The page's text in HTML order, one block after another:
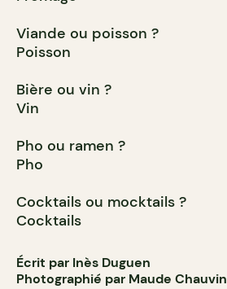
Viande ou poisson ?
Poisson
Bière ou vin ?
Vin
Pho ou ramen ?
Pho
Cocktails ou mocktails ?
Cocktails
Écrit par Inès Duguen
Photographié par Maude Chauvin